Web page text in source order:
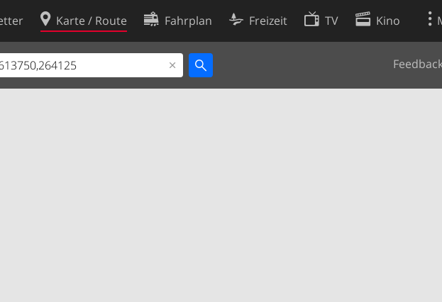
Karte / Route Fahrplan Freizeit TV Kino
Cookie-Richtlinie
Cookie-Einstellungen